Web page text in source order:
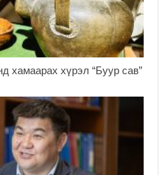
хамаарах хүрэл “Буур сав”